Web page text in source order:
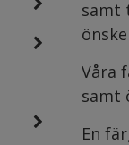
samt
Våra
samt
En